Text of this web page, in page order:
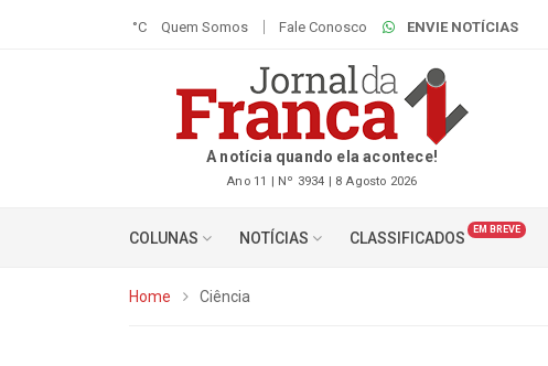
°C Quem Somos Fale Conosco ENVIE NOTÍCIAS
A notícia quando ela acontece!
Ano 11 | Nº 3934 | 8 Agosto 2026
COLUNAS NOTÍCIAS CLASSIFICADOS EM BREVE
Home Ciência